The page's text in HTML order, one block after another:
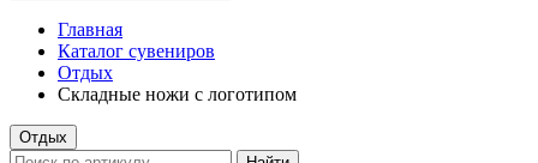
Главная
Каталог сувениров
Отдых
Складные ножи с логотипом
Отдых